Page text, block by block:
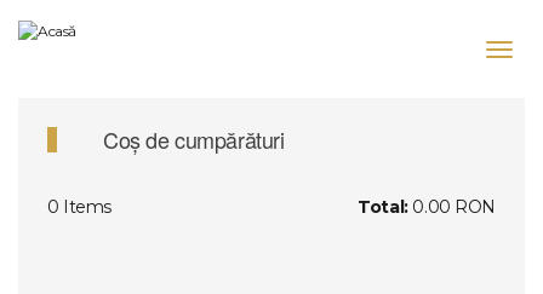
Mergi
Toggle
Coș de cumpărături
0 Items Total: 0.00 RON